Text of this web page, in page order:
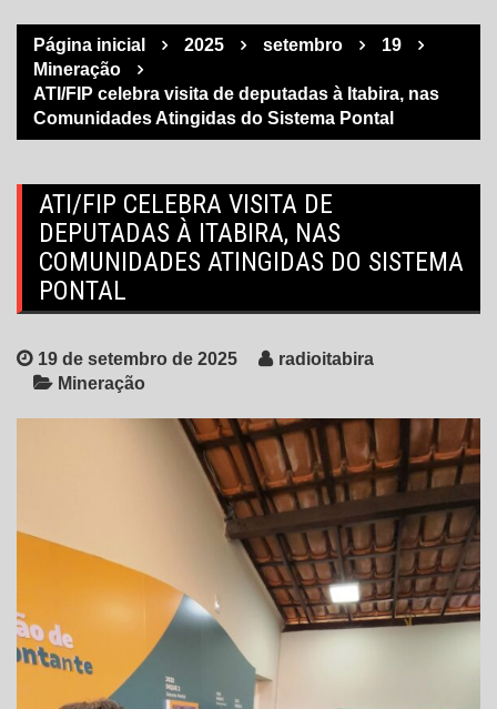
Página inicial 2025 setembro
19
Mineração
ATI/FIP celebra visita de deputadas à Itabira, nas
Comunidades Atingidas do Sistema Pontal
ATI/FIP CELEBRA VISITA DE
DEPUTADAS À ITABIRA, NAS
COMUNIDADES ATINGIDAS DO SISTEMA
PONTAL
19 de setembro de 2025
radioitabira
Mineração